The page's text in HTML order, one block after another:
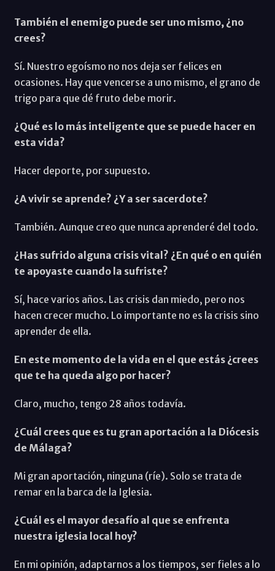
También el enemigo puede ser uno mismo, ¿no
crees?
Sí. Nuestro egoísmo no nos deja ser felices en
ocasiones. Hay que vencerse a uno mismo, el grano de
trigo para que dé fruto debe morir.
¿Qué es lo más inteligente que se puede hacer en
esta vida?
Hacer deporte, por supuesto.
¿A vivir se aprende? ¿Y a ser sacerdote?
También. Aunque creo que nunca aprenderé del todo.
¿Has sufrido alguna crisis vital? ¿En qué o en quién
te apoyaste cuando la sufriste?
Sí, hace varios años. Las crisis dan miedo, pero nos
hacen crecer mucho. Lo importante no es la crisis sino
aprender de ella.
En este momento de la vida en el que estás ¿crees
que te ha queda algo por hacer?
Claro, mucho, tengo 28 años todavía.
¿Cuál crees que es tu gran aportación a la Diócesis
de Málaga?
Mi gran aportación, ninguna (ríe). Solo se trata de
remar en la barca de la Iglesia.
¿Cuál es el mayor desafío al que se enfrenta
nuestra iglesia local hoy?
En mi opinión, adaptarnos a los tiempos, ser fieles a lo